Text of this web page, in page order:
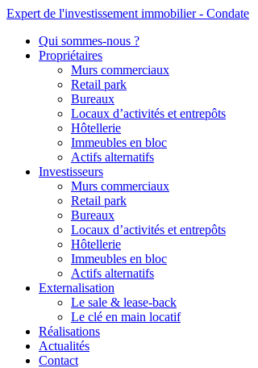
Expert de l'investissement immobilier - Condate
Qui sommes-nous ?
Propriétaires
Murs commerciaux
Retail park
Bureaux
Locaux d’activités et entrepôts
Hôtellerie
Immeubles en bloc
Actifs alternatifs
Investisseurs
Murs commerciaux
Retail park
Bureaux
Locaux d’activités et entrepôts
Hôtellerie
Immeubles en bloc
Actifs alternatifs
Externalisation
Le sale & lease-back
Le clé en main locatif
Réalisations
Actualités
Contact